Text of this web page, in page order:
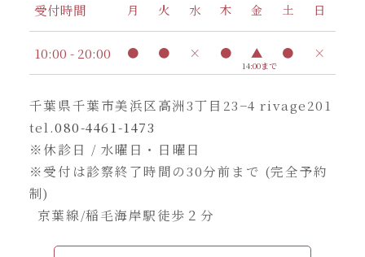
受付時間 月 火 水 木 金 土 日
10:00 - 20:00 ● ● × ● ▲
14:00まで
● ×
千葉県千葉市美浜区高洲3丁目23−4 rivage201
tel.080-4461-1473
※休診日 / 水曜日・日曜日
※受付は診察終了時間の30分前まで (完全予約
制)
京葉線/稲毛海岸駅徒歩２分